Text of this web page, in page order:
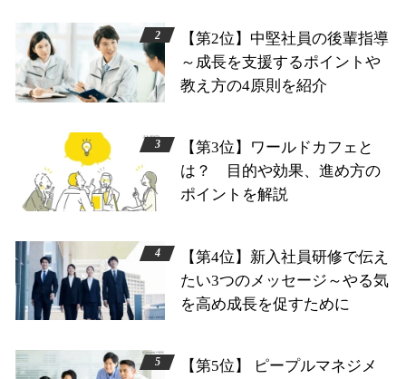
【第2位】中堅社員の後輩指導
～成長を支援するポイントや
教え方の4原則を紹介
【第3位】ワールドカフェと
は？ 目的や効果、進め方の
ポイントを解説
【第4位】新入社員研修で伝え
たい3つのメッセージ～やる気
を高め成長を促すために
【第5位】 ピープルマネジメ